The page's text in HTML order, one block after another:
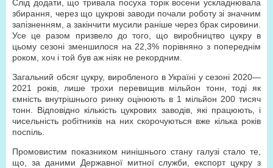
Слід додати, що тривала посуха торік восени ускладнювала
збирання, через що цукрові заводи почали роботу зі значним
запізненням, а закінчити мусили раніше через брак сировини.
Усе це разом призвело до того, що виробництво цукру в
цьому сезоні зменшилося на 22,3% порівняно з попереднім
роком, хоч і той був аж ніяк не рекордним.
Загальний обсяг цукру, виробленого в Україні у сезоні 2020—
2021 років, лише трохи перевищив мільйон тонн, тоді як
ємність внутрішнього ринку оцінюють в 1 мільйон 200 тисяч
тонн. Відповідно кількість цукрових заводів, які працюють, і
чисельність робітників на них скорочуються вже кілька років
поспіль.
Промовистим показником нинішнього стану галузі стало те,
що, за даними Державної митної служби, експорт цукру з